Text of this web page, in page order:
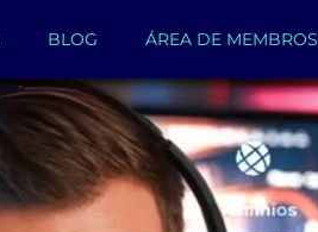
BLOG ÁREA DE MEMBROS